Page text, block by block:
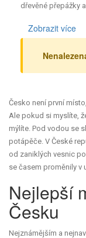
dřevěné přepážky
Zobrazit více
rybářství a
vodního systému,
jako kulturní
Česko není první
Ale pokud si myslíte,
mýlíte. Pod vodou se
potápěče. V České
od zaniklých vesnic
se časem proměnily v
Nejlepší
Česku
Nejznámějším a